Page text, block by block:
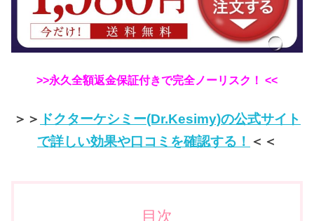
>>永久全額返金保証付きで完全ノーリスク！ <<
＞＞
ドクターケシミー(Dr.Kesimy)の公式サイト
で詳しい効果や口コミを確認する！ ＜＜
目次